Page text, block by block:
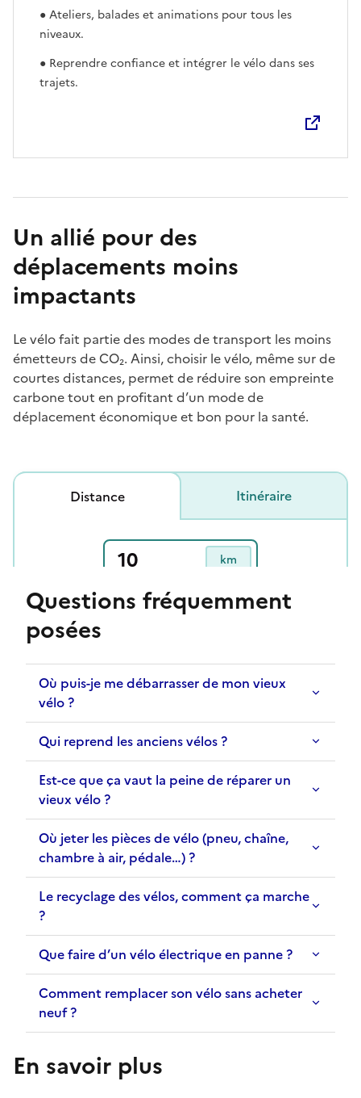
● Ateliers, balades et animations pour tous les
niveaux.
● Reprendre confiance et intégrer le vélo dans ses
trajets.
Un allié pour des
déplacements moins
impactants
Le vélo fait partie des modes de transport les moins
émetteurs de CO₂. Ainsi, choisir le vélo, même sur de
courtes distances, permet de réduire son empreinte
carbone tout en profitant d’un mode de
déplacement économique et bon pour la santé.
Questions fréquemment
posées
Où puis-je me débarrasser de mon vieux
vélo ?
Qui reprend les anciens vélos ?
Est-ce que ça vaut la peine de réparer un
vieux vélo ?
Où jeter les pièces de vélo (pneu, chaîne,
chambre à air, pédale…) ?
Le recyclage des vélos, comment ça marche
?
Que faire d’un vélo électrique en panne ?
Comment remplacer son vélo sans acheter
neuf ?
En savoir plus